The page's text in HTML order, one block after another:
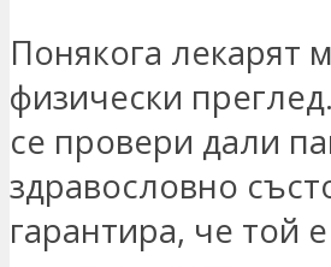
Понякога лекарят
физически
се провери дали
здравословно
гарантира, че той